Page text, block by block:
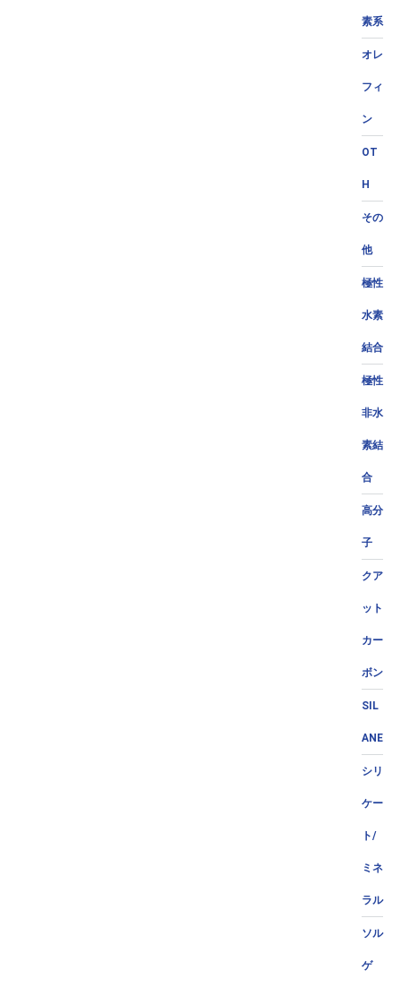
素系
オレ
フィ
ン
OT
H
その
他
極性
水素
結合
極性
非水
素結
合
高分
子
クア
ット
カー
ボン
SIL
ANE
シリ
ケー
ト/
ミネ
ラル
ソル
ゲ